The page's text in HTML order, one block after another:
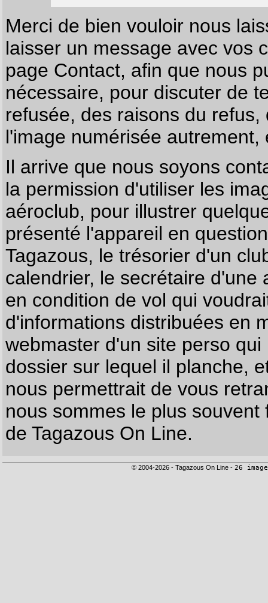
Merci de bien vouloir nous
laisser un message avec vos
page Contact, afin que nous
nécessaire, pour discuter de
refusée, des raisons du
l'image numérisée autrement,
Il arrive que nous soyons
la permission d'utiliser les
aéroclub, pour illustrer
présenté l'appareil en
Tagazous, le trésorier d'un
calendrier, le secrétaire
en condition de vol qui
d'informations distribuées en
webmaster d'un site perso
dossier sur lequel il planche,
nous permettrait de vous
nous sommes le plus
de Tagazous On Line.
© 2004-2026 - Tagazous On Line - 26